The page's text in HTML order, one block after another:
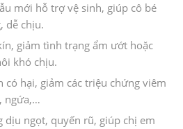
mới hỗ trợ vệ sinh, giúp cô bé
dễ chịu.
giảm tình trạng ẩm ướt hoặc
khó chịu.
có hại, giảm các triệu chứng viêm
ngứa,…
dịu ngọt, quyến rũ, giúp chị em